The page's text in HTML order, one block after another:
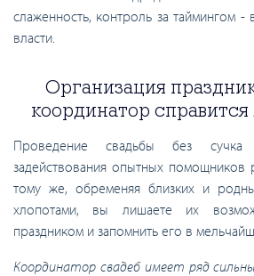
слаженность, контроль за таймингом -
власти.
Организация
координатор
Проведение свадьбы без
задействования опытных помощников
тому же, обременяя близких и
хлопотами, вы лишаете их
праздником и запомнить его в
Координатор свадеб имеет ряд